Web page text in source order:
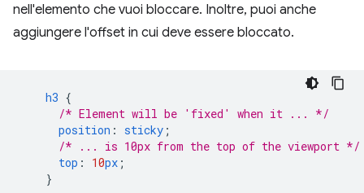
nell'elemento che vuoi bloccare. Inoltre, puoi anche
aggiungere l'offset in cui deve essere bloccato.
h3 {
/* Element will be 'fixed' when it ... */
position : sticky ;
/* ... is 10px from the top of the viewport */
top : 10px ;
}